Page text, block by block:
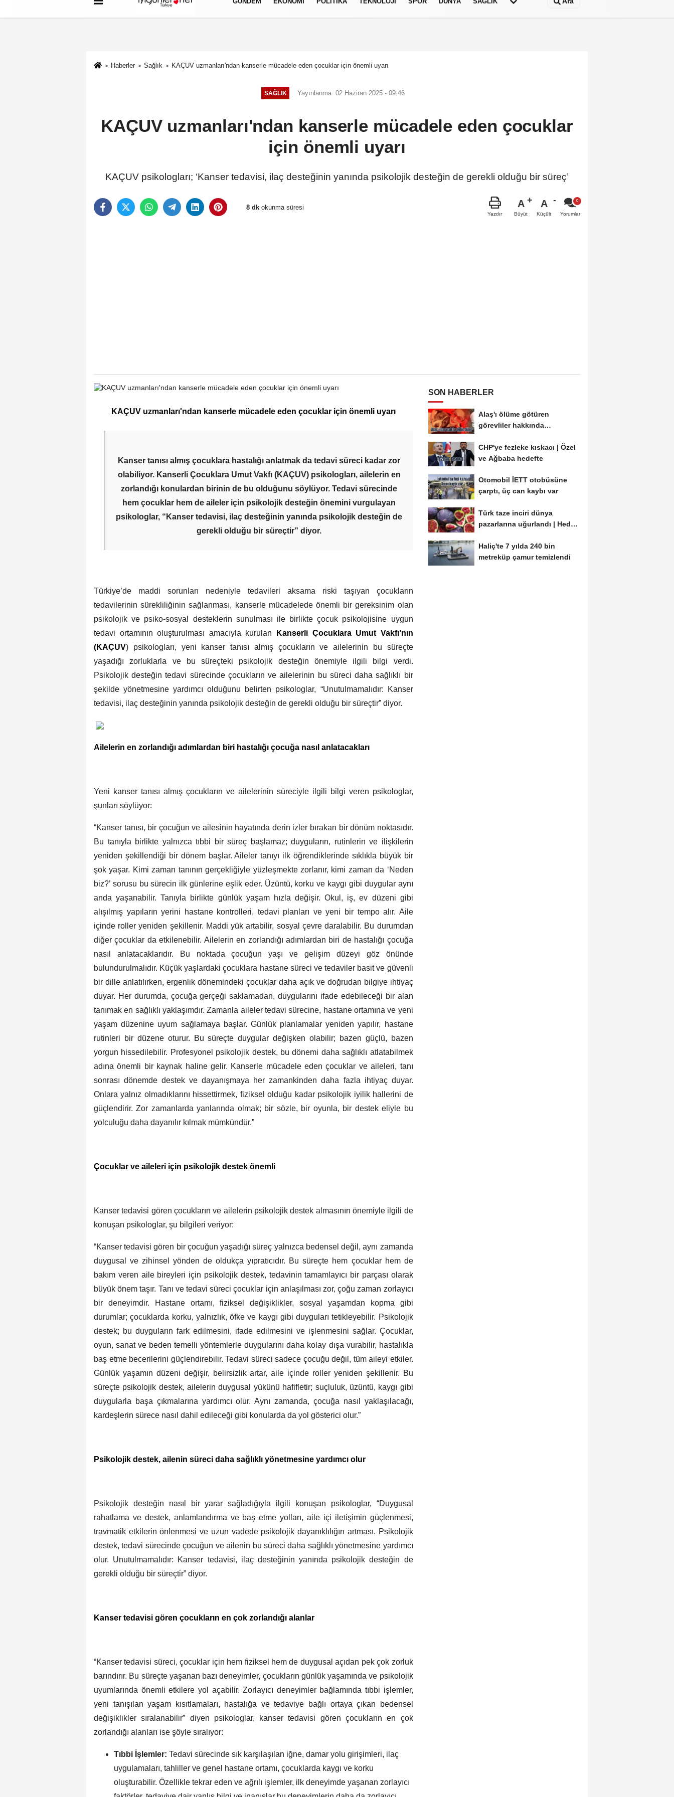
Çerez Politikası
Haberler Sağlık KAÇUV uzmanları'ndan kanserle mücadele eden çocuklar için önemli uyarı
SAĞLIK Yayınlanma: 02 Haziran 2025 - 09:46
KAÇUV uzmanları'ndan kanserle mücadele eden çocuklar
için önemli uyarı
KAÇUV psikologları; ‘Kanser tedavisi, ilaç desteğinin yanında psikolojik desteğin de gerekli olduğu bir süreç’
8 dk okunma süresi
Yazdır
A
Büyüt
A
Küçült Yorumlar
KAÇUV uzmanları'ndan kanserle mücadele eden çocuklar için önemli uyarı
Kanser tanısı almış çocuklara hastalığı anlatmak da tedavi süreci kadar zor
olabiliyor. Kanserli Çocuklara Umut Vakfı (KAÇUV) psikologları, ailelerin en
zorlandığı konulardan birinin de bu olduğunu söylüyor. Tedavi sürecinde
hem çocuklar hem de aileler için psikolojik desteğin önemini vurgulayan
psikologlar, “Kanser tedavisi, ilaç desteğinin yanında psikolojik desteğin de
gerekli olduğu bir süreçtir” diyor.
Türkiye’de maddi sorunları nedeniyle tedavileri aksama riski taşıyan çocukların
tedavilerinin sürekliliğinin sağlanması, kanserle mücadelede önemli bir gereksinim olan
psikolojik ve psiko-sosyal desteklerin sunulması ile birlikte çocuk psikolojisine uygun
tedavi ortamının oluşturulması amacıyla kurulan
Kanserli Çocuklara Umut Vakfı’nın
(KAÇUV) psikologları, yeni kanser tanısı almış çocukların ve ailelerinin bu süreçte
yaşadığı zorluklarla ve bu süreçteki psikolojik desteğin önemiyle ilgili bilgi verdi.
Psikolojik desteğin tedavi sürecinde çocukların ve ailelerinin bu süreci daha sağlıklı bir
şekilde yönetmesine yardımcı olduğunu belirten psikologlar, “Unutulmamalıdır: Kanser
tedavisi, ilaç desteğinin yanında psikolojik desteğin de gerekli olduğu bir süreçtir” diyor.
Ailelerin en zorlandığı adımlardan biri hastalığı çocuğa nasıl anlatacakları
Yeni kanser tanısı almış çocukların ve ailelerinin süreciyle ilgili bilgi veren psikologlar,
şunları söylüyor:
“Kanser tanısı, bir çocuğun ve ailesinin hayatında derin izler bırakan bir dönüm noktasıdır.
Bu tanıyla birlikte yalnızca tıbbi bir süreç başlamaz; duyguların, rutinlerin ve ilişkilerin
yeniden şekillendiği bir dönem başlar. Aileler tanıyı ilk öğrendiklerinde sıklıkla büyük bir
şok yaşar. Kimi zaman tanının gerçekliğiyle yüzleşmekte zorlanır, kimi zaman da ‘Neden
biz?’ sorusu bu sürecin ilk günlerine eşlik eder. Üzüntü, korku ve kaygı gibi duygular aynı
anda yaşanabilir. Tanıyla birlikte günlük yaşam hızla değişir. Okul, iş, ev düzeni gibi
alışılmış yapıların yerini hastane kontrolleri, tedavi planları ve yeni bir tempo alır. Aile
içinde roller yeniden şekillenir. Maddi yük artabilir, sosyal çevre daralabilir. Bu durumdan
diğer çocuklar da etkilenebilir. Ailelerin en zorlandığı adımlardan biri de hastalığı çocuğa
nasıl anlatacaklarıdır. Bu noktada çocuğun yaşı ve gelişim düzeyi göz önünde
bulundurulmalıdır. Küçük yaşlardaki çocuklara hastane süreci ve tedaviler basit ve güvenli
bir dille anlatılırken, ergenlik dönemindeki çocuklar daha açık ve doğrudan bilgiye ihtiyaç
duyar. Her durumda, çocuğa gerçeği saklamadan, duygularını ifade edebileceği bir alan
tanımak en sağlıklı yaklaşımdır. Zamanla aileler tedavi sürecine, hastane ortamına ve yeni
yaşam düzenine uyum sağlamaya başlar. Günlük planlamalar yeniden yapılır, hastane
rutinleri bir düzene oturur. Bu süreçte duygular değişken olabilir; bazen güçlü, bazen
yorgun hissedilebilir. Profesyonel psikolojik destek, bu dönemi daha sağlıklı atlatabilmek
adına önemli bir kaynak haline gelir. Kanserle mücadele eden çocuklar ve aileleri, tanı
sonrası dönemde destek ve dayanışmaya her zamankinden daha fazla ihtiyaç duyar.
Onlara yalnız olmadıklarını hissettirmek, fiziksel olduğu kadar psikolojik iyilik hallerini de
güçlendirir. Zor zamanlarda yanlarında olmak; bir sözle, bir oyunla, bir destek eliyle bu
yolculuğu daha dayanılır kılmak mümkündür.”
Çocuklar ve aileleri için psikolojik destek önemli
Kanser tedavisi gören çocukların ve ailelerin psikolojik destek almasının önemiyle ilgili de
konuşan psikologlar, şu bilgileri veriyor:
“Kanser tedavisi gören bir çocuğun yaşadığı süreç yalnızca bedensel değil, aynı zamanda
duygusal ve zihinsel yönden de oldukça yıpratıcıdır. Bu süreçte hem çocuklar hem de
bakım veren aile bireyleri için psikolojik destek, tedavinin tamamlayıcı bir parçası olarak
büyük önem taşır. Tanı ve tedavi süreci çocuklar için anlaşılması zor, çoğu zaman zorlayıcı
bir deneyimdir. Hastane ortamı, fiziksel değişiklikler, sosyal yaşamdan kopma gibi
durumlar; çocuklarda korku, yalnızlık, öfke ve kaygı gibi duyguları tetikleyebilir. Psikolojik
destek; bu duyguların fark edilmesini, ifade edilmesini ve işlenmesini sağlar. Çocuklar,
oyun, sanat ve beden temelli yöntemlerle duygularını daha kolay dışa vurabilir, hastalıkla
baş etme becerilerini güçlendirebilir. Tedavi süreci sadece çocuğu değil, tüm aileyi etkiler.
Günlük yaşamın düzeni değişir, belirsizlik artar, aile içinde roller yeniden şekillenir. Bu
süreçte psikolojik destek, ailelerin duygusal yükünü hafifletir; suçluluk, üzüntü, kaygı gibi
duygularla başa çıkmalarına yardımcı olur. Aynı zamanda, çocuğa nasıl yaklaşılacağı,
kardeşlerin sürece nasıl dahil edileceği gibi konularda da yol gösterici olur.”
Psikolojik destek, ailenin süreci daha sağlıklı yönetmesine yardımcı olur
Psikolojik desteğin nasıl bir yarar sağladığıyla ilgili konuşan psikologlar, “Duygusal
rahatlama ve destek, anlamlandırma ve baş etme yolları, aile içi iletişimin güçlenmesi,
travmatik etkilerin önlenmesi ve uzun vadede psikolojik dayanıklılığın artması. Psikolojik
destek, tedavi sürecinde çocuğun ve ailenin bu süreci daha sağlıklı yönetmesine yardımcı
olur. Unutulmamalıdır: Kanser tedavisi, ilaç desteğinin yanında psikolojik desteğin de
gerekli olduğu bir süreçtir” diyor.
Kanser tedavisi gören çocukların en çok zorlandığı alanlar
“Kanser tedavisi süreci, çocuklar için hem fiziksel hem de duygusal açıdan pek çok zorluk
barındırır. Bu süreçte yaşanan bazı deneyimler, çocukların günlük yaşamında ve psikolojik
uyumlarında önemli etkilere yol açabilir. Zorlayıcı deneyimler bağlamında tıbbi işlemler,
yeni tanışılan yaşam kısıtlamaları, hastalığa ve tedaviye bağlı ortaya çıkan bedensel
değişiklikler sıralanabilir” diyen psikologlar, kanser tedavisi gören çocukların en çok
zorlandığı alanları ise şöyle sıralıyor:
Tıbbi İşlemler: Tedavi sürecinde sık karşılaşılan iğne, damar yolu girişimleri, ilaç
uygulamaları, tahliller ve genel hastane ortamı, çocuklarda kaygı ve korku
oluşturabilir. Özellikle tekrar eden ve ağrılı işlemler, ilk deneyimde yaşanan zorlayıcı
SON HABERLER
Alaş'ı ölüme götüren
görevliler hakkında
CHP'ye fezleke kıskacı | Özel
ve Ağbaba hedefte
Otomobil İETT otobüsüne
çarptı, üç can kaybı var
Türk taze inciri dünya
pazarlarına uğurlandı | Hedef
Haliç'te 7 yılda 240 bin
metreküp çamur temizlendi